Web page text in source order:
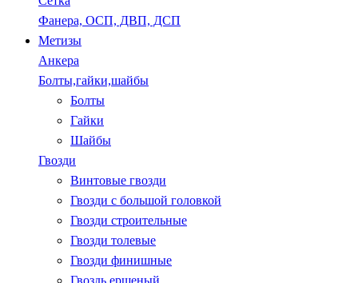
Фанера, ОСП, ДВП, ДСП
Метизы
Анкера
Болты,гайки,шайбы
Болты
Гайки
Шайбы
Гвозди
Винтовые гвозди
Гвозди с большой головкой
Гвозди строительные
Гвозди толевые
Гвозди финишные
Гвоздь ершеный